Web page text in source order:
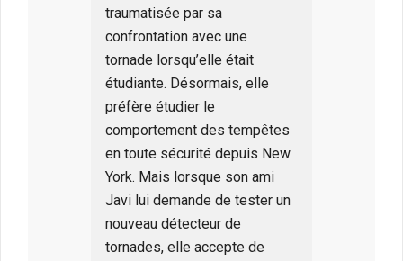
traumatisée par sa
confrontation avec une
tornade lorsqu’elle était
étudiante. Désormais, elle
préfère étudier le
comportement des tempêtes
en toute sécurité depuis New
York. Mais lorsque son ami
Javi lui demande de tester un
nouveau détecteur de
tornades, elle accepte de